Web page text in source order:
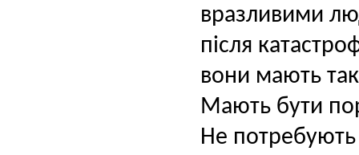
вразливими
після
вони мають
Мають бути
Не потребують